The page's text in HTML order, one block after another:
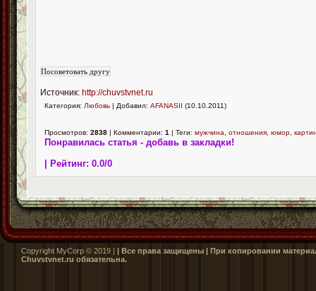
Источник: http://chuvstvnet.ru
Категория: Любовь | Добавил: AFANASII (10.10.2011)
Просмотров: 2838 | Комментарии: 1 | Теги: мужчина отношения юмор
Понравилась статья - добавь в закладки!
| Рейтинг: 0.0/0
Copyright MyCorp © 2019 | | Все права защищены | При копировании
Сhuvstvnet.ru обязательна.